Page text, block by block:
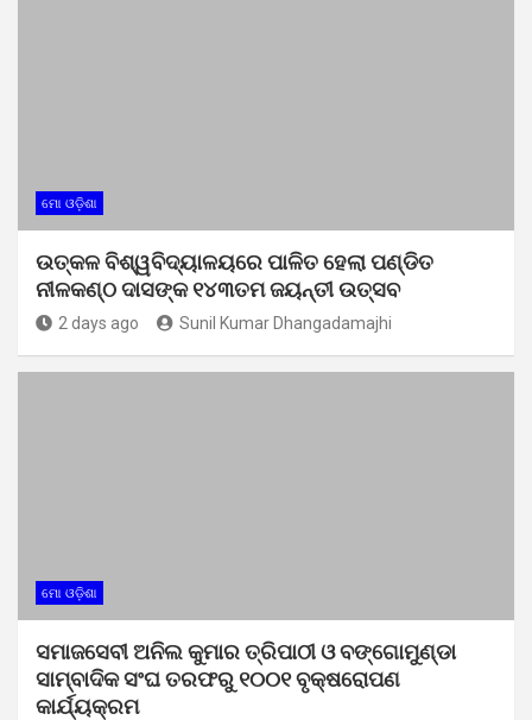
ମୋ ଓଡ଼ିଶା
ଉତ୍କଳ ବିଶ୍ୱବିଦ୍ୟାଳୟରେ ପାଳିତ ହେଲା ପଣ୍ଡିତ
ନୀଳକଣ୍ଠ ଦାସଙ୍କ ୧୪୩ତମ ଜୟନ୍ତୀ ଉତ୍ସବ
2 days ago Sunil Kumar Dhangadamajhi
ମୋ ଓଡ଼ିଶା
ସମାଜସେବୀ ଅନିଲ କୁମାର ତ୍ରିପାଠୀ ଓ ବଙ୍ଗୋମୁଣ୍ଡା
ସାମ୍ବାଦିକ ସଂଘ ତରଫରୁ ୧୦୦୧ ବୃକ୍ଷରୋପଣ
କାର୍ଯ୍ୟକ୍ରମ